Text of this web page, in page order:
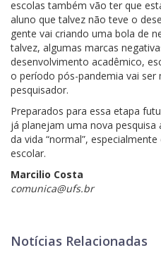
escolas também vão ter que
aluno que talvez não teve o
gente vai criando uma bola de
talvez, algumas marcas
desenvolvimento acadêmico,
o período pós-pandemia vai ser
pesquisador.
Preparados para essa etapa
já planejam uma nova
da vida “normal”,
escolar.
Marcilio Costa
comunica@ufs.br
Notícias Relacionadas